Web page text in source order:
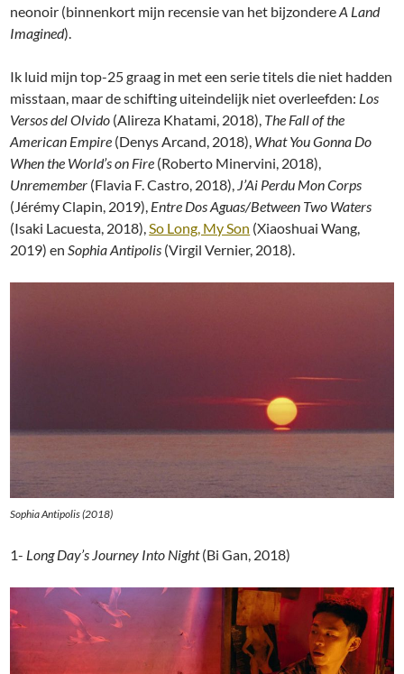
neonoir (binnenkort mijn recensie van het bijzondereA Land
Imagined).
Ik luid mijn top-25 graag in met een serie titels die niet hadden
misstaan, maar de schifting uiteindelijk niet overleefden: Los
Versos del Olvido (Alireza Khatami, 2018), The Fall of the
American Empire (Denys Arcand, 2018), What You Gonna Do
When the World’s on Fire (Roberto Minervini, 2018),
Unremember (Flavia F. Castro, 2018), J’Ai Perdu Mon Corps
(Jérémy Clapin, 2019), Entre Dos Aguas/Between Two Waters
(Isaki Lacuesta, 2018),So Long, My Son (Xiaoshuai Wang,
2019) enSophia Antipolis (Virgil Vernier, 2018).
Sophia Antipolis (2018)
1- Long Day’s Journey Into Night(Bi Gan, 2018)